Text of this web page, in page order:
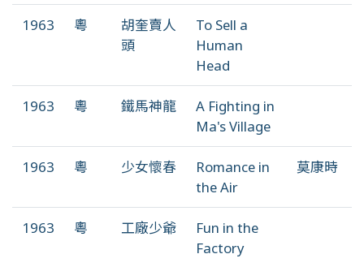
1963 粵
胡奎賣人
頭
To Sell a
Human
Head
1963 粵 鐵馬神龍
A Fighting in
Ma's Village
1963 粵 少女懷春
Romance in
the Air
莫康時
1963 粵 工廠少爺
Fun in the
Factory